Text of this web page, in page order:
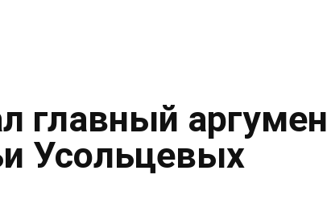
главный
Усольцевых